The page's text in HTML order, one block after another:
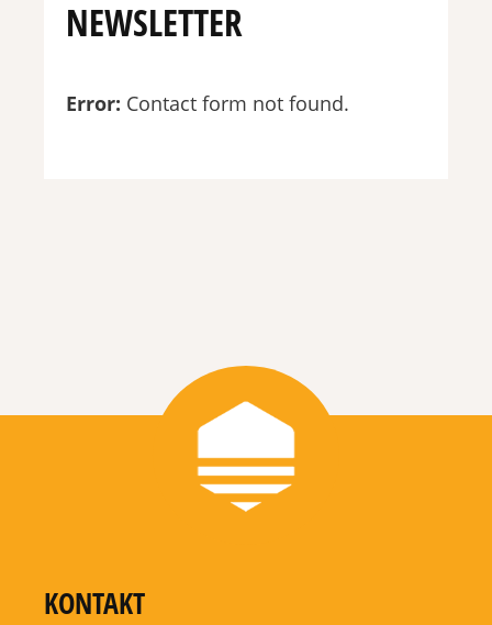
NEWSLETTER
Error: Contact form not found.
KONTAKT